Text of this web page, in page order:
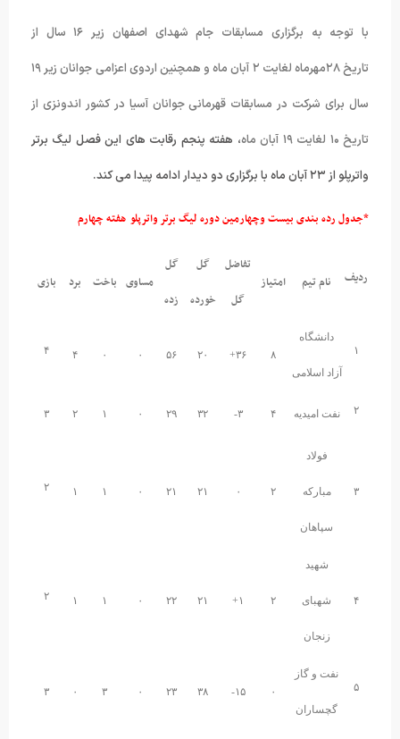
با توجه به برگزاری مسابقات جام شهدای اصفهان زیر ۱۶ سال از
تاریخ ۲۸مهرماه لغایت ۲ آبان ماه و همچنین اردوی اعزامی جوانان زیر ۱۹
سال برای شرکت در مسابقات قهرمانی جوانان آسیا در کشور اندونزی از
تاریخ ۱۰ لغایت ۱۹ آبان ماه
، هفته پنجم رقابت های این فصل لیگ برتر
واترپلو از ۲۳ آبان ماه با برگزاری دو دیدار ادامه پیدا می کند.
*جدول رده بندی بیست وچهارمین دوره لیگ برتر واترپلو هفته چهارم
ردیف نام تیم امتیاز
تفاضل
گل
گل
خورده
گل
زده
مساوی باخت برد بازی
دانشگاه
آزاد اسلامی
۸ ۳۶+ ۲۰ ۵۶ ۴ ۴
۲ نفت امیدیه ۴ ۳- ۳۲ ۲۹ ۲ ۳
۳
فولاد
مبارکه
سپاهان
۲ ۲۱ ۲۱ ۲
۴
شهید
شهبای
زنجان
۲ ۲۱ ۲۲ ۲
۵
نفت و گاز
گچساران
۱۵- ۳۸ ۲۳ ۳ ۳